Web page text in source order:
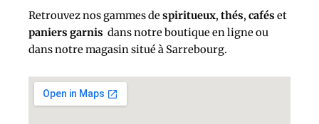
Retrouvez nos gammes despiritueux, thés, cafés et
paniers garnis dans notre boutique en ligne ou
dans notre magasin situé à Sarrebourg.